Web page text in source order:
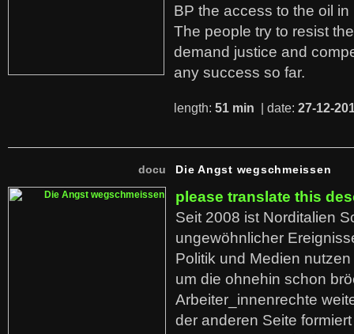
BP the access to the oil in
The people try to resist
demand justice and
any success so far.
length: 51 min | date: 27-12-
docu Die Angst wegschmeissen
please translate this
Seit 2008 ist Norditalien
ungewöhnlicher
Politik und Medien
um die ohnehin schon
Arbeiter_innenrechte
der anderen Seite